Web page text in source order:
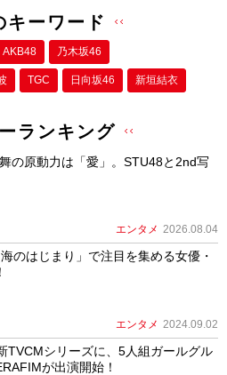
キーワード
AKB48 乃木坂46
TGC 日向坂46 新垣結衣
ランキング
の原動力は「愛」。STU48と2nd写
エンタメ 2026.08.04
のはじまり」で注目を集める女優・
エンタメ 2024.09.02
TVCMシリーズに、5人組ガールグル
が出演開始！